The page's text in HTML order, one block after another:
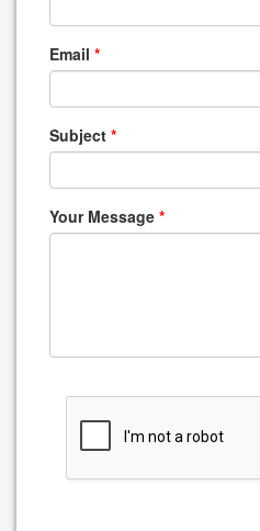
Email *
Subject *
Your Message *